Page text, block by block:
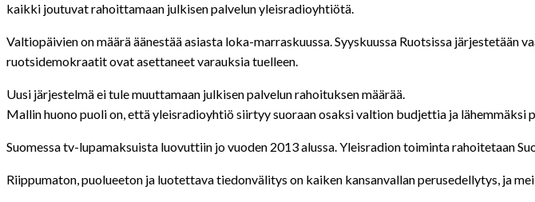
kaikki joutuvat rahoittamaan julkisen palvelun yleisradioyhtiötä.
Valtiopäivien on määrä äänestää asiasta loka-marraskuussa. Syyskuussa Ruotsissa
ruotsidemokraatit ovat asettaneet varauksia tuelleen.
Uusi järjestelmä ei tule muuttamaan julkisen palvelun rahoituksen määrää.
Mallin huono puoli on, että yleisradioyhtiö siirtyy suoraan osaksi valtion budjettia ja lähemmäksi
Suomessa tv-lupamaksuista luovuttiin jo vuoden 2013 alussa. Yleisradion toiminta rahoitetaan
Riippumaton, puolueeton ja luotettava tiedonvälitys on kaiken kansanvallan perusedellytys, ja